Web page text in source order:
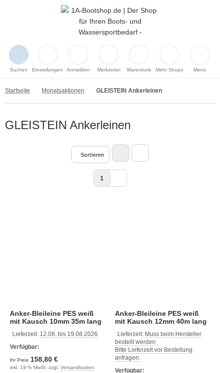
Suchen Einstellungen Anmelden Merkzettel Warenkorb Mehr Shops Menü
Startseite Monatsaktionen GLEISTEIN Ankerleinen
GLEISTEIN Ankerleinen
Sortieren
1
Anker-Bleileine PES weiß
mit Kausch 10mm 35m lang
Lieferzeit: 12.08. bis 19.08.2026
Verfügbar:
Ihr Preis 158,80 €
inkl. 19 % MwSt. zzgl. Versandkosten
Anker-Bleileine PES weiß
mit Kausch 12mm 40m lang
Lieferzeit: Muss beim Hersteller
bestellt werden
Bitte Lieferzeit vor Bestellung
anfragen.
Verfügbar: